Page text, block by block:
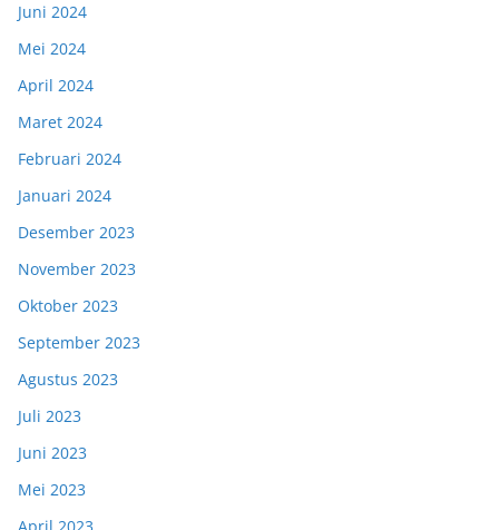
Juni 2024
Mei 2024
April 2024
Maret 2024
Februari 2024
Januari 2024
Desember 2023
November 2023
Oktober 2023
September 2023
Agustus 2023
Juli 2023
Juni 2023
Mei 2023